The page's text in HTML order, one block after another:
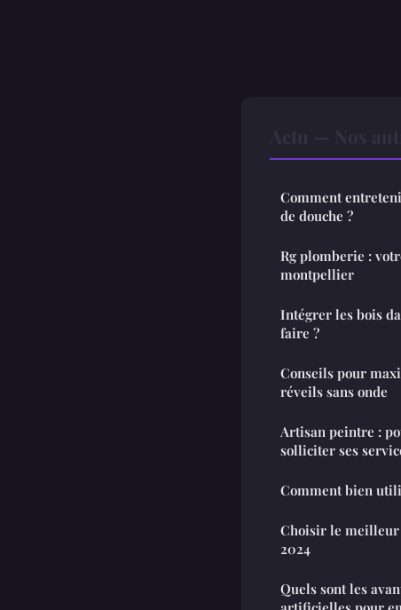
Comment
de douche ?
Rg plomberie :
montpellier
Intégrer les bois
faire ?
Conseils pour
réveils sans onde
Artisan peintre :
solliciter ses
Comment bien
Choisir le meilleur
2024
Quels sont les